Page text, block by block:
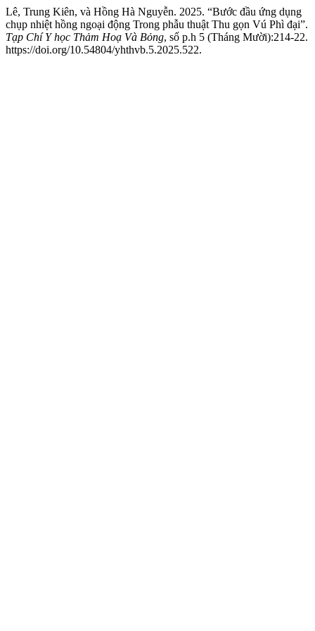
Lê, Trung Kiên, và Hồng Hà Nguyễn. 2025. “Bước đầu ứng dụng
chụp nhiệt hồng ngoại động Trong phẫu thuật Thu gọn Vú Phì đại”.
Tạp Chí Y học Thảm Hoạ Và Bỏng, số p.h 5 (Tháng Mười):214-22.
https://doi.org/10.54804/yhthvb.5.2025.522.